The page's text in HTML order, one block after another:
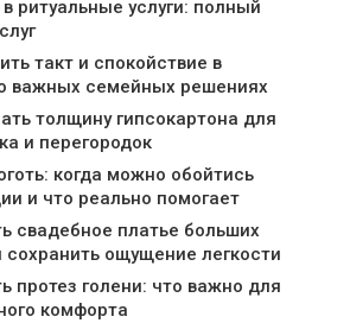
ритуальные услуги: полный
такт и спокойствие в
важных семейных решениях
толщину гипсокартона для
и перегородок
когда можно обойтись
и что реально помогает
свадебное платье больших
сохранить ощущение легкости
протез голени: что важно для
комфорта